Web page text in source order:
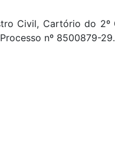
Civil, Cartório do
nº 8500879-